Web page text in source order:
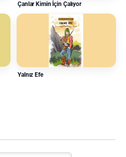
Çanlar Kimin İçin Çalıyor
Yalnız Efe